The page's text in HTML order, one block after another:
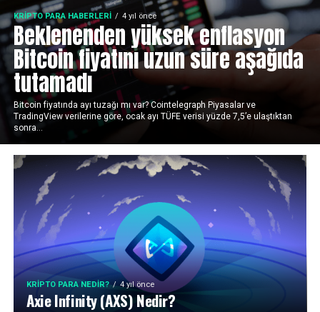
KRIPTO PARA HABERLERI 4 yıl önce
Beklenenden yüksek enflasyon
Bitcoin fiyatını uzun süre aşağıda
tutamadı
Bitcoin fiyatında ayı tuzağı mı var? Cointelegraph Piyasalar ve
TradingView verilerine göre, ocak ayı TÜFE verisi yüzde 7,5’e ulaştıktan
sonra...
KRIPTO PARA NEDIR? 4 yıl önce
Axie Infinity (AXS) Nedir?